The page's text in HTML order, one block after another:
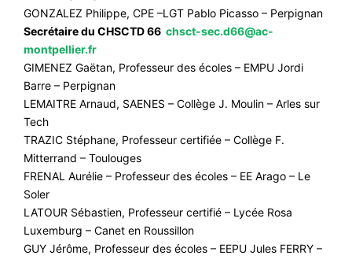
GONZALEZ Philippe, CPE –LGT Pablo Picasso – Perpignan
Secrétaire du CHSCTD 66 chsct-sec.d66@ac-
montpellier.fr
GIMENEZ Gaëtan, Professeur des écoles – EMPU Jordi
Barre – Perpignan
LEMAITRE Arnaud, SAENES – Collège J. Moulin – Arles sur
Tech
TRAZIC Stéphane, Professeur certifiée – Collège F.
Mitterrand – Toulouges
FRENAL Aurélie – Professeur des écoles – EE Arago – Le
Soler
LATOUR Sébastien, Professeur certifié – Lycée Rosa
Luxemburg – Canet en Roussillon
GUY Jérôme, Professeur des écoles – EEPU Jules FERRY –